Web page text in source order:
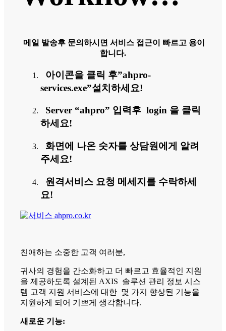
메일 발송후 문의하시면 서비스 접근이 빠르고 용이
합니다.
아이콘을 클릭 후”ahpro-
services.exe”설치하세요!
Server “ahpro” 입력후 login 을 클릭
하세요!
화면에 나온 숫자를 상담원에게 알려
주세요!
원격서비스 요청 메세지를 수락하세
요!
친애하는 소중한 고객 여러분,
귀사의 경험을 간소화하고 더 빠르고 효율적인 지원
을 제공하도록 설계된 AXIS 솔루션 관리 정보 시스
템 고객 지원 서비스에 대한 몇 가지 향상된 기능을
지원하게 되어 기쁘게 생각합니다.
새로운 기능: